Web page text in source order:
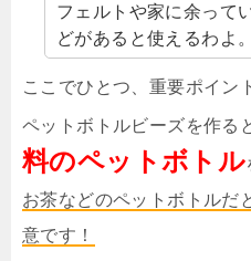
フェルトや家に余って
どがあると使えるわよ。
ここでひとつ、重要ポイン
ペットボトルビーズを作る
料のペットボトル
お茶などのペットボトルだ
意です！